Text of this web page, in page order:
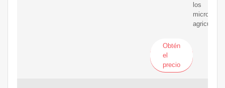
los
micro
Obtén
el
precio